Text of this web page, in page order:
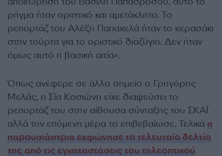
ρήγμα ήταν οριστικό και αμετάκλητο. Το
ρεπορτάζ του Αλέξη Παπαχελά ήταν το κερασάκι
στην τούρτα για το οριστικό διαζύγιο. Δεν ήταν
όμως αυτό η βασική αιτία».
Όπως ανέφερε σε άλλο σημείο ο Γρηγόρης
Μελάς, η Σία Κοσιώνη είχε διαψεύσει το
ρεπορτάζ του στην αίθουσα σύνταξης του ΣΚΑΪ
αλλά την επόμενη μέρα το επιβεβαίωσε. Τελικά η
παρουσιάστρια εκφώνησε το τελευταίο δελτίο
της από τις εγκαταστάσεις του τηλεοπτικού